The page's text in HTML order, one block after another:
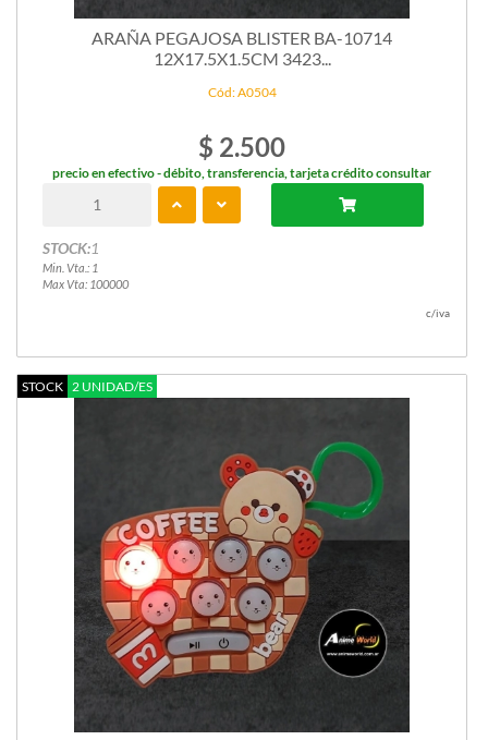
ARAÑA PEGAJOSA BLISTER BA-10714
12X17.5X1.5CM 3423...
Cód: A0504
$ 2.500
precio en efectivo - débito, transferencia, tarjeta crédito consultar
STOCK:1
Min. Vta.: 1
Max Vta: 100000
c/iva
STOCK 2 UNIDAD/ES